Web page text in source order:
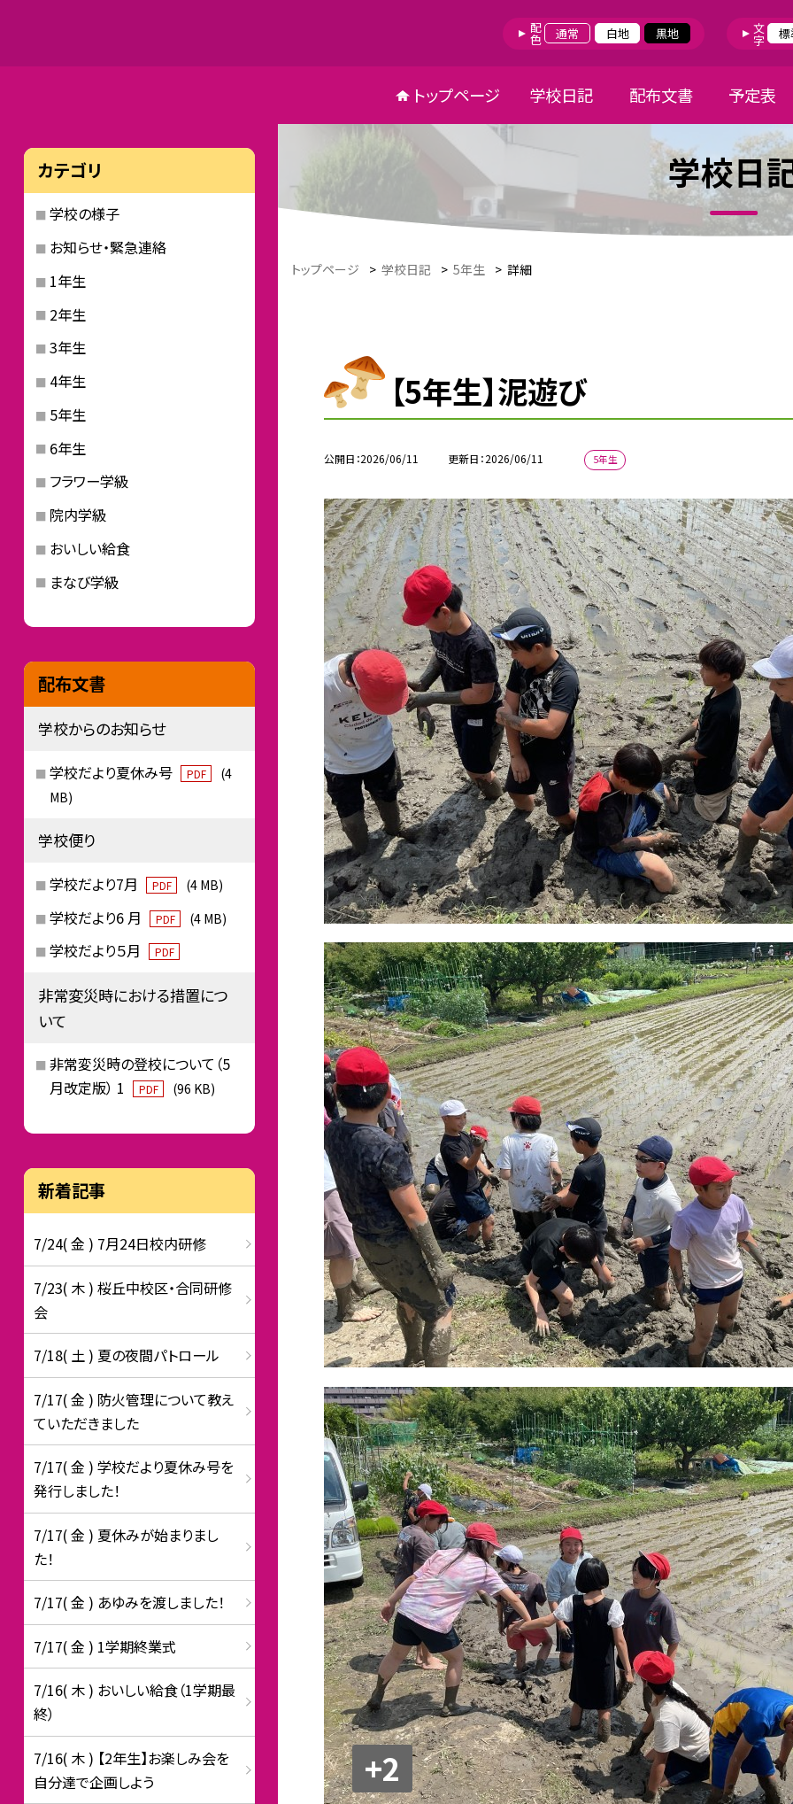
配色 通常 白地 黒地 文字
トップページ 学校日記 配布文書 予定表
学校日
トップページ > 学校日記 > 5年生 > 詳細
【5年生】泥遊び
公開日 2026/06/11 更新日 2026/06/11 5年生
+2
カテゴリ
学校の様子
お知らせ・緊急連絡
1年生
2年生
3年生
4年生
5年生
6年生
フラワー学級
院内学級
おいしい給食
まなび学級
配布文書
学校からのお知らせ
学校だより夏休み号 PDF
(4
MB)
学校便り
学校だより7月 PDF (4 MB)
学校だより6 月 PDF (4 MB)
学校だより５月 PDF
非常変災時における措置につ
いて
非常変災時の登校について（5
月改定版） 1
PDF (96 KB)
新着記事
7/24( 金 ) 7月24日校内研修
7/23( 木 ) 桜丘中校区・合同研修
会
7/18( 土 ) 夏の夜間パトロール
7/17( 金 ) 防火管理について教え
ていただきました
7/17( 金 ) 学校だより夏休み号を
発行しました！
7/17( 金 ) 夏休みが始まりまし
た！
7/17( 金 ) あゆみを渡しました！
7/17( 金 ) 1学期終業式
7/16( 木 ) おいしい給食（1学期最
終）
7/16( 木 ) 【2年生】お楽しみ会を
自分達で企画しよう